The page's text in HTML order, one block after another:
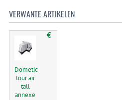
VERWANTE ARTIKELEN
Dometic
tour air
tall
annexe
€